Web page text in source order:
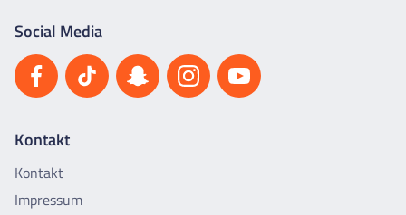
Social Media
Kontakt
Kontakt
Impressum